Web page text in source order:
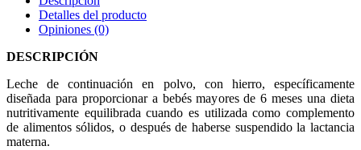
Detalles del producto
Opiniones (0)
DESCRIPCIÓN
Leche de continuación en polvo, con hierro, específicamente
diseñada para proporcionar a bebés mayores de 6 meses una dieta
nutritivamente equilibrada cuando es utilizada como complemento
de alimentos sólidos, o después de haberse suspendido la lactancia
materna.